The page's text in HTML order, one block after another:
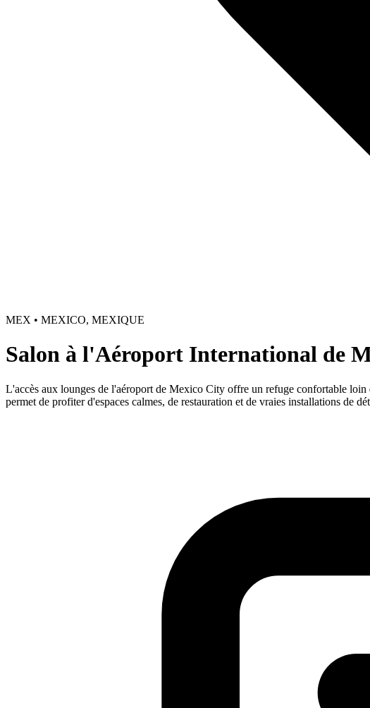
MEX • MEXICO, MEXIQUE
Salon à l'Aéroport International de
L'accès aux lounges de l'aéroport de Mexico City offre un refuge confortable
permet de profiter d'espaces calmes, de restauration et de vraies installations de